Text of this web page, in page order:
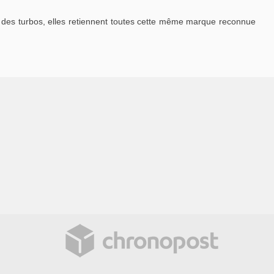
turbos, elles retiennent toutes cette même marque reconnue